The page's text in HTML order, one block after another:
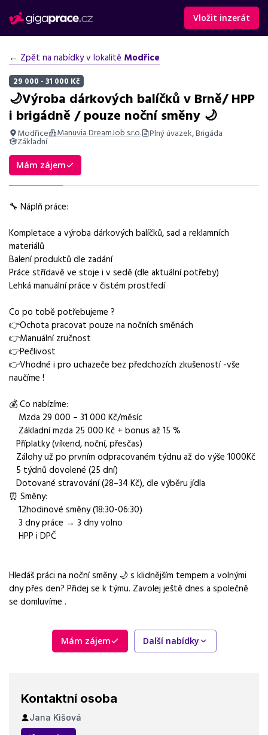
Vložit inzerát
← Zpět na nabídky v lokalitě Modřice
29 000 - 31 000 Kč
🌙Výroba dárkových balíčků v Brně/ HPP
i brigádně / pouze noční směny 🌙
Modřice Manuvia DreamJob s.r.o. Plný úvazek, Brigáda
Základní
Shrnutí nabídky
Práce ve výrobě dárkových balíčků v Modřicích, noční směny,
Základní informace
Pozice
Výroba dárkových balíčků v Brně
Obor / skupina
Lokalita nabídky
Modřice
Zaměstnavatel / agentura
Manuvia DreamJob s.r.o.
Plný úvazek, Brigáda
Mzda
29 000 - 31 000 Kč
Směny
noční směny
Pracovní doba
18:30-06:30
Vzdělání
Základní
Vybrané benefity
5 týdnů dovolené, dotované stravování
nočních směnách
Mám zájem
🔧 Náplň práce:
Kompletace a výroba dárkových balíčků, sad a reklamních
materiálů
Balení produktů dle zadání
Práce střídavě ve stoje i v sedě (dle aktuální potřeby)
Lehká manuální práce v čistém prostředí
Co po tobě potřebujeme ?
👉Ochota pracovat pouze na nočních směnách
👉Manuální zručnost
👉Pečlivost
👉Vhodné i pro uchazeče bez předchozích zkušeností -vše
naučíme !
💰 Co nabízíme:
Mzda 29 000 – 31 000 Kč/měsíc
Základní mzda 25 000 Kč + bonus až 15 %
Příplatky (víkend, noční, přesčas)
Zálohy už po prvním odpracovaném týdnu až do výše 1000Kč
5 týdnů dovolené (25 dní)
Dotované stravování (28–34 Kč), dle výběru jídla
⏰ Směny:
12hodinové směny (18:30-06:30)
3 dny práce → 3 dny volno
HPP i DPČ
Hledáš práci na noční směny 🌙 s klidnějším tempem a volnými
dny přes den? Přidej se k týmu. Zavolej ještě dnes a společně
se domluvíme .
Mám zájem Další nabídky
Kontaktní osoba
Jana Kišová